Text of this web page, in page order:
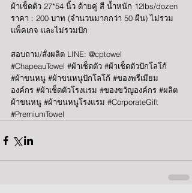
ผ้าเช็ดตัว 27*54 นิ้ว ด้ายคู่ สี น้ำหนัก 12lbs/dozen
ราคา : 200 บาท (จำนวนมากกว่า 50 ผืน) ไม่รวม
แพ็คเกจ และไม่รวมปัก
สอบถาม/สั่งผลิต LINE: @cptowel
#ChapeauTowel #ผ้าเช็ดตัว #ผ้าเช็ดตัวปักโลโก้
#ผ้าขนหนู #ผ้าขนหนูปักโลโก้ #ของพรีเมียม
องค์กร #ผ้าเช็ดตัวโรงแรม #ของขวัญองค์กร #ผลิต
ผ้าขนหนู #ผ้าขนหนูโรงแรม #CorporateGift
#PremiumTowel